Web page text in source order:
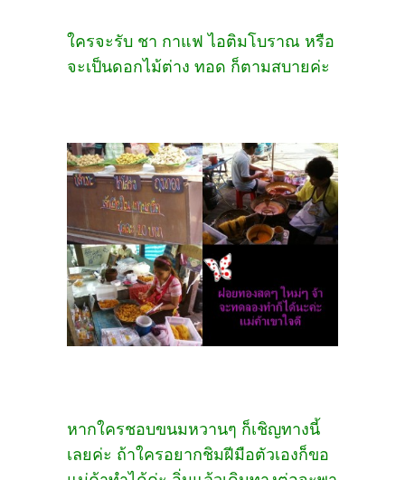
ใครจะรับ ชา กาแฟ ไอติมโบราณ หรือ
จะเป็นดอกไม้ต่าง ทอด ก็ตามสบายค่ะ
หากใครชอบขนมหวานๆ ก็เชิญทางนี้
เลยค่ะ ถ้าใครอยากชิมฝีมือตัวเองก็ขอ